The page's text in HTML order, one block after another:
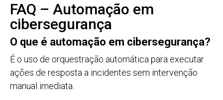
FAQ – Automação em
cibersegurança
O que é automação em cibersegurança?
É o uso de orquestração automática para executar
ações de resposta a incidentes sem intervenção
manual imediata.